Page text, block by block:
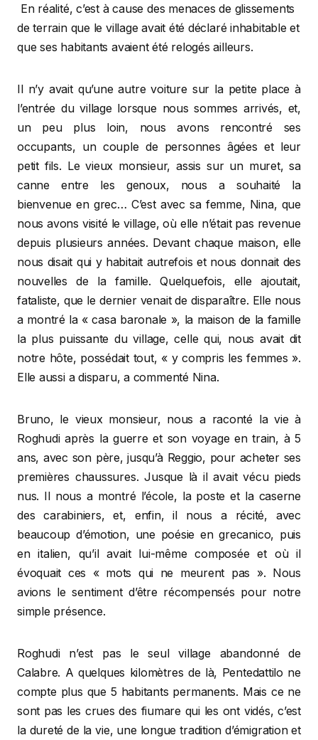
En réalité, c’est à cause des menaces de glissements
de terrain que le village avait été déclaré inhabitable et
que ses habitants avaient été relogés ailleurs.
Il n’y avait qu’une autre voiture sur la petite place à
l’entrée du village lorsque nous sommes arrivés, et,
un peu plus loin, nous avons rencontré ses
occupants, un couple de personnes âgées et leur
petit fils. Le vieux monsieur, assis sur un muret, sa
canne entre les genoux, nous a souhaité la
bienvenue en grec… C’est avec sa femme, Nina, que
nous avons visité le village, où elle n’était pas revenue
depuis plusieurs années. Devant chaque maison, elle
nous disait qui y habitait autrefois et nous donnait des
nouvelles de la famille. Quelquefois, elle ajoutait,
fataliste, que le dernier venait de disparaître. Elle nous
a montré la « casa baronale », la maison de la famille
la plus puissante du village, celle qui, nous avait dit
notre hôte, possédait tout, « y compris les femmes ».
Elle aussi a disparu, a commenté Nina.
Bruno, le vieux monsieur, nous a raconté la vie à
Roghudi après la guerre et son voyage en train, à 5
ans, avec son père, jusqu’à Reggio, pour acheter ses
premières chaussures. Jusque là il avait vécu pieds
nus. Il nous a montré l’école, la poste et la caserne
des carabiniers, et, enfin, il nous a récité, avec
beaucoup d’émotion, une poésie en grecanico, puis
en italien, qu’il avait lui-même composée et où il
évoquait ces « mots qui ne meurent pas ». Nous
avions le sentiment d’être récompensés pour notre
simple présence.
Roghudi n’est pas le seul village abandonné de
Calabre. A quelques kilomètres de là, Pentedattilo ne
compte plus que 5 habitants permanents. Mais ce ne
sont pas les crues des fiumare qui les ont vidés, c’est
la dureté de la vie, une longue tradition d’émigration et